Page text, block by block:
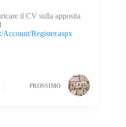
il CV sulla apposita
Register.aspx
PROSSIMO